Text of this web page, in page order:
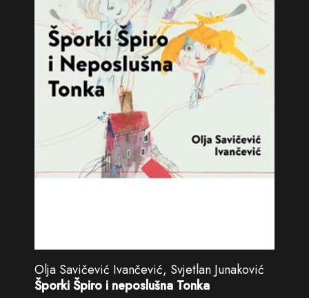
Olja Savičević Ivančević, Svjetlan Junaković
Šporki Špiro i neposlušna Tonka